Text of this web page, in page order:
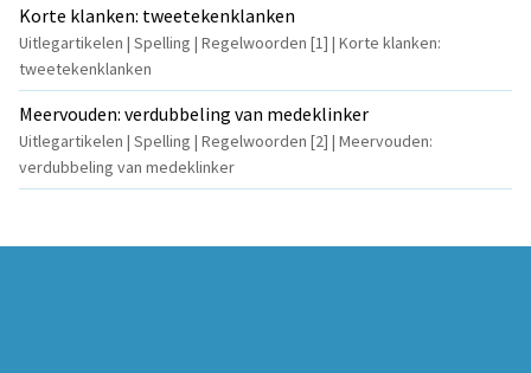
Korte klanken: tweetekenklanken
Uitlegartikelen | Spelling | Regelwoorden [1] | Korte klanken:
tweetekenklanken
Meervouden: verdubbeling van medeklinker
Uitlegartikelen | Spelling | Regelwoorden [2] | Meervouden:
verdubbeling van medeklinker